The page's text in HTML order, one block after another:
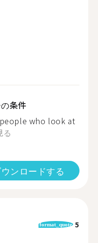
条件
who look at
る
ンロードする
format_quote 5